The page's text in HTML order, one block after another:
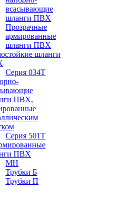
всасывающие
шланги ПВХ
Прозрачные
армированные
шланги ПВХ
шланги
Серия 034Т
ПВХ,
Серия 501T
ПВХ
МН
Трубки Б
Трубки П